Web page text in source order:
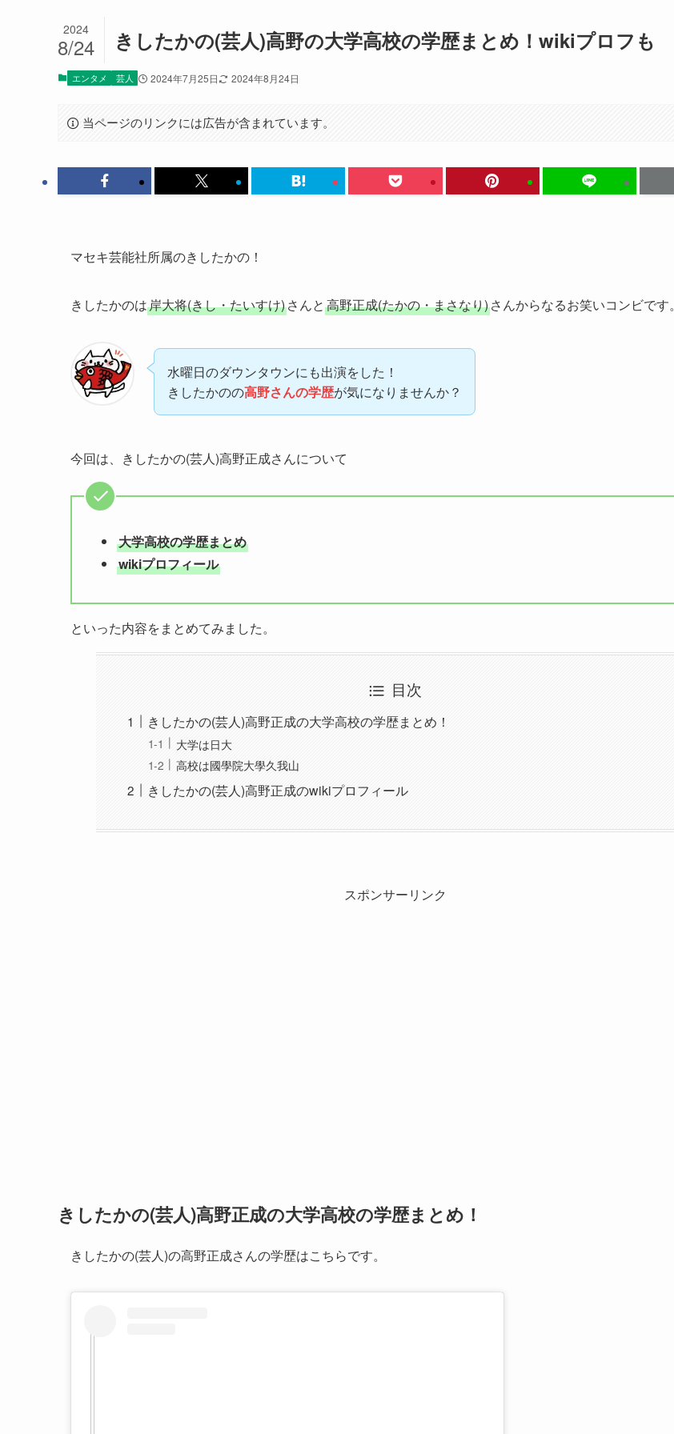
きしたかの(芸人)高野の大学高校の学歴まとめ！wikiプロフも
2024
8/24
エンタメ 芸人 2024年7月25日 2024年8月24日
当ページのリンクには広告が含まれています。
マセキ芸能社所属のきしたかの！
きしたかのは岸大将(きし・たいすけ)さんと 高野正成(たかの・まさなり)さんからなるお笑いコンビです。
水曜日のダウンタウンにも出演をした！
きしたかのの高野さんの学歴が気になりませんか？
今回は、きしたかの(芸人)高野正成さんについて
大学高校の学歴まとめ
wikiプロフィール
といった内容をまとめてみました。
目次
きしたかの(芸人)高野正成の大学高校の学歴まとめ！
大学は日大
高校は國學院大學久我山
きしたかの(芸人)高野正成のwikiプロフィール
スポンサーリンク
きしたかの(芸人)高野正成の大学高校の学歴まとめ！
きしたかの(芸人)の高野正成さんの学歴はこちらです。